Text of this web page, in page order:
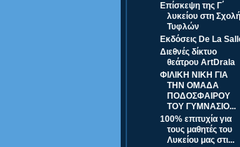
Επίσκεψη της Γ΄
λυκείου στη Σχολή
Τυφλών
Εκδόσεις De La
Διεθνές δίκτυο
θεάτρου ArtDrala
ΦΙΛΙΚΗ ΝΙΚΗ ΓΙΑ
ΤΗΝ ΟΜΑΔΑ
ΠΟΔΟΣΦΑΙΡΟΥ
ΤΟΥ ΓΥΜΝΑΣΙΟ...
100% επιτυχία για
τους μαθητές του
Λυκείου μας στι...